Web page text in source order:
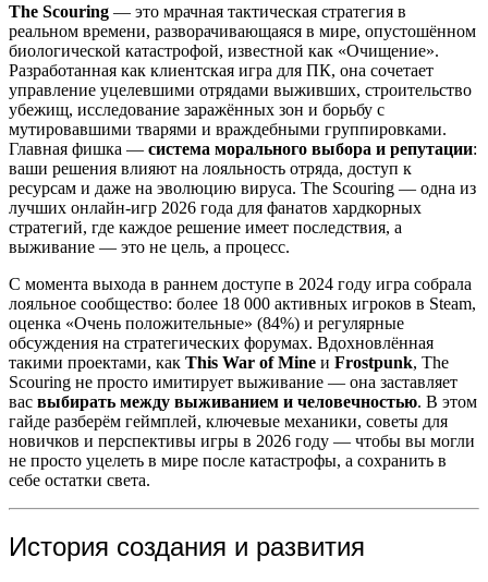
The Scouring — это мрачная тактическая стратегия в
реальном времени, разворачивающаяся в мире, опустошённом
биологической катастрофой, известной как «Очищение».
Разработанная как клиентская игра для ПК, она сочетает
управление уцелевшими отрядами выживших, строительство
убежищ, исследование заражённых зон и борьбу с
мутировавшими тварями и враждебными группировками.
Главная фишка — система морального выбора и репутации:
ваши решения влияют на лояльность отряда, доступ к
ресурсам и даже на эволюцию вируса. The Scouring — одна из
лучших онлайн-игр 2026 года для фанатов хардкорных
стратегий, где каждое решение имеет последствия, а
выживание — это не цель, а процесс.
С момента выхода в раннем доступе в 2024 году игра собрала
лояльное сообщество: более 18 000 активных игроков в Steam,
оценка «Очень положительные» (84%) и регулярные
обсуждения на стратегических форумах. Вдохновлённая
такими проектами, как This War of Mine и Frostpunk, The
Scouring не просто имитирует выживание — она заставляет
вас выбирать между выживанием и человечностью. В этом
гайде разберём геймплей, ключевые механики, советы для
новичков и перспективы игры в 2026 году — чтобы вы могли
не просто уцелеть в мире после катастрофы, а сохранить в
себе остатки света.
История создания и развития